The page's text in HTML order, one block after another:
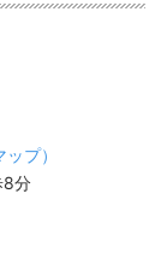
プ）
8分